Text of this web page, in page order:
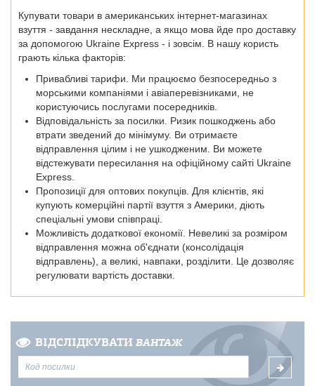
Купувати товари в американських інтернет-магазинах
взуття - завдання нескладне, а якщо мова йде про доставку
за допомогою Ukraine Express - і зовсім. В нашу користь
грають кілька факторів:
Привабливі тарифи. Ми працюємо безпосередньо з
морськими компаніями і авіаперевізниками, не
користуючись послугами посередників.
Відповідальність за посилки. Ризик пошкоджень або
втрати зведений до мінімуму. Ви отримаєте
відправлення цілим і не ушкодженим. Ви можете
відстежувати пересилання на офіційному сайті Ukraine
Express.
Пропозиції для оптових покупців. Для клієнтів, які
купують комерційні партії взуття з Америки, діють
спеціальні умови співпраці.
Можливість додаткової економії. Невеликі за розміром
відправлення можна об'єднати (консолідація
відправлень), а великі, навпаки, розділити. Це дозволяє
регулювати вартість доставки.
ВІДСЛІДКУВАТИ ВАНТАЖ